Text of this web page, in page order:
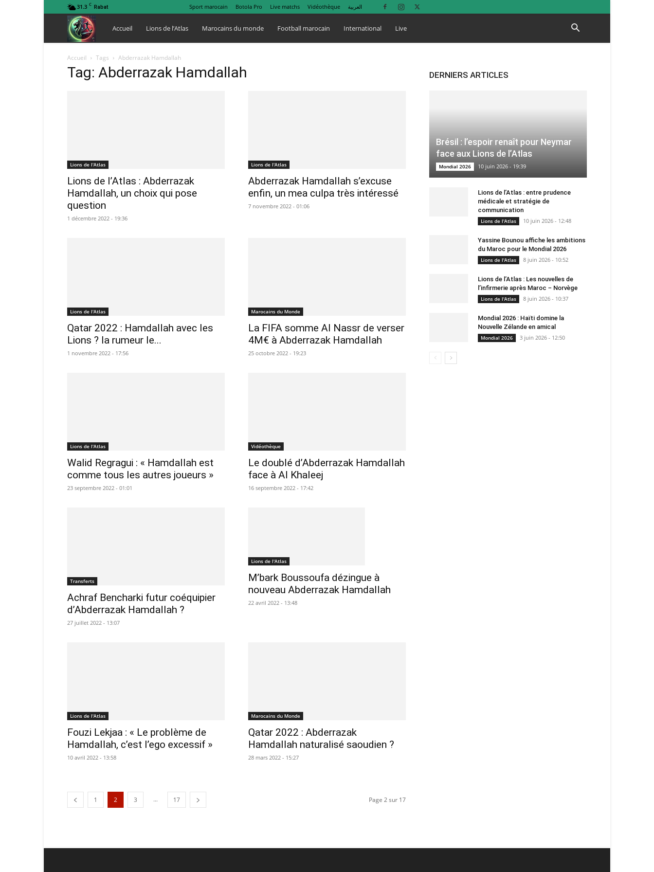
31.3 C Rabat Sport marocain Botola Pro Live matchs Vidéothèque العربية
Lions
de
Accueil Lions de l’Atlas Marocains du monde Football marocain International Live
Accueil Tags Abderrazak Hamdallah
Tag: Abderrazak Hamdallah
Lions de l'Atlas
Lions de l’Atlas : Abderrazak
Hamdallah, un choix qui pose
question
1 décembre 2022 - 19:36
Lions de l'Atlas
Abderrazak Hamdallah s’excuse
enfin, un mea culpa très intéressé
7 novembre 2022 - 01:06
Lions de l'Atlas
Qatar 2022 : Hamdallah avec les
Lions ? la rumeur le...
1 novembre 2022 - 17:56
Marocains du Monde
La FIFA somme Al Nassr de verser
4M€ à Abderrazak Hamdallah
25 octobre 2022 - 19:23
Lions de l'Atlas
Walid Regragui : « Hamdallah est
comme tous les autres joueurs »
23 septembre 2022 - 01:01
Vidéothèque
Le doublé d’Abderrazak Hamdallah
face à Al Khaleej
16 septembre 2022 - 17:42
Transferts
Achraf Bencharki futur coéquipier
d’Abderrazak Hamdallah ?
27 juillet 2022 - 13:07
Lions de l'Atlas
M’bark Boussoufa dézingue à
nouveau Abderrazak Hamdallah
22 avril 2022 - 13:48
Lions de l'Atlas
Fouzi Lekjaa : « Le problème de
Hamdallah, c’est l’ego excessif »
10 avril 2022 - 13:58
Marocains du Monde
Qatar 2022 : Abderrazak
Hamdallah naturalisé saoudien ?
28 mars 2022 - 15:27
1 2 3 ... 17 Page 2 sur 17
DERNIERS ARTICLES
Brésil : l’espoir renaît pour Neymar
face aux Lions de l’Atlas
Mondial 2026 10 juin 2026 - 19:39
Lions de l’Atlas : entre prudence
médicale et stratégie de
communication
Lions de l'Atlas 10 juin 2026 - 12:48
Yassine Bounou affiche les ambitions
du Maroc pour le Mondial 2026
Lions de l'Atlas 8 juin 2026 - 10:52
Lions de l’Atlas : Les nouvelles de
l’infirmerie après Maroc – Norvège
Lions de l'Atlas 8 juin 2026 - 10:37
Mondial 2026 : Haïti domine la
Nouvelle Zélande en amical
Mondial 2026 3 juin 2026 - 12:50